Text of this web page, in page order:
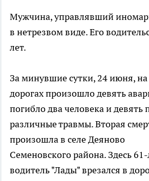
Мужчина, управлявший
в нетрезвом виде. Его
лет.
За минувшие сутки, 24 июня,
дорогах произошло девять
погибло два человека и девять
различные травмы. Вторая
произошла в селе Деяново
Семеновского района. Здесь
водитель "Лады" врезался в